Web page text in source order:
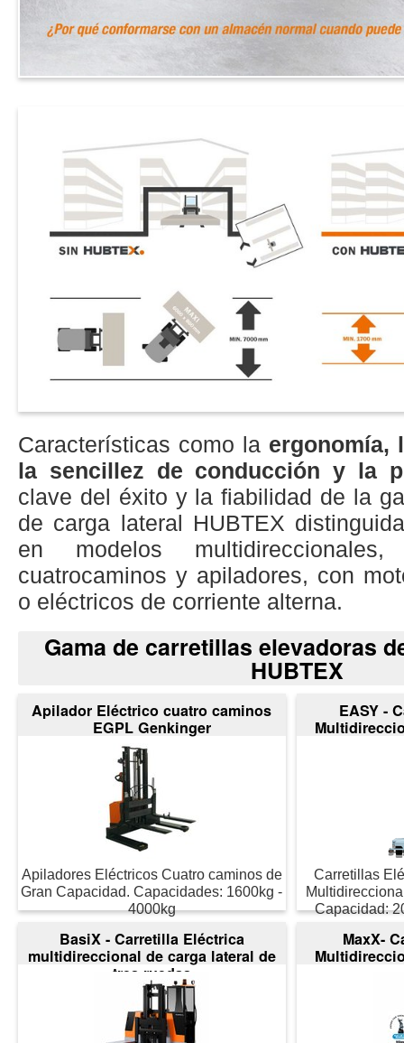
Características como la ergonomía,
la sencillez de conducción y la
clave del éxito y la fiabilidad de la
de carga lateral HUBTEX
en modelos multidireccionales,
cuatrocaminos y apiladores, con
o eléctricos de corriente alterna.
Gama de carretillas elevadoras
HUBTEX
Apilador Eléctrico cuatro caminos
EGPL Genkinger
Apiladores Eléctricos Cuatro caminos de
Gran Capacidad. Capacidades: 1600kg -
4000kg
EASY -
Carretillas
Capacidad:
BasiX - Carretilla Eléctrica
multidireccional de carga lateral de
tres ruedas
MaxX-